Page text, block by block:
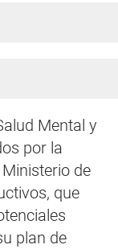
Mental y
por la
de
que
plan de